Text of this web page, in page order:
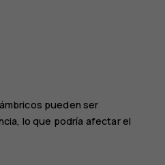
pueden ser
lo que podría afectar el